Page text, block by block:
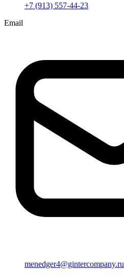
+7 (913) 557-44-23
Email
menedger4@gintercompany.ru